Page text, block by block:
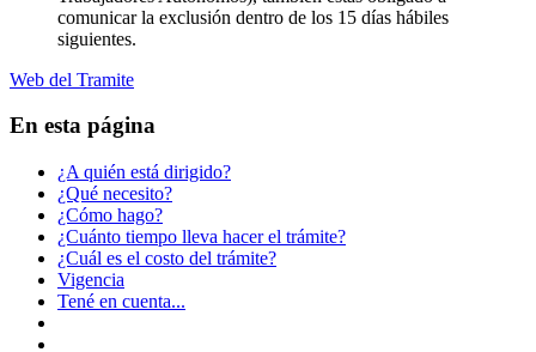
comunicar la exclusión dentro de los 15 días hábiles
siguientes.
Web del Tramite
En esta página
¿A quién está dirigido?
¿Qué necesito?
¿Cómo hago?
¿Cuánto tiempo lleva hacer el trámite?
¿Cuál es el costo del trámite?
Vigencia
Tené en cuenta...